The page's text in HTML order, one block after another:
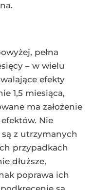
pełna
– w wielu
efekty
1,5 miesiąca,
ma założenie
Nie
z utrzymanych
przypadkach
dłuższe,
poprawa ich